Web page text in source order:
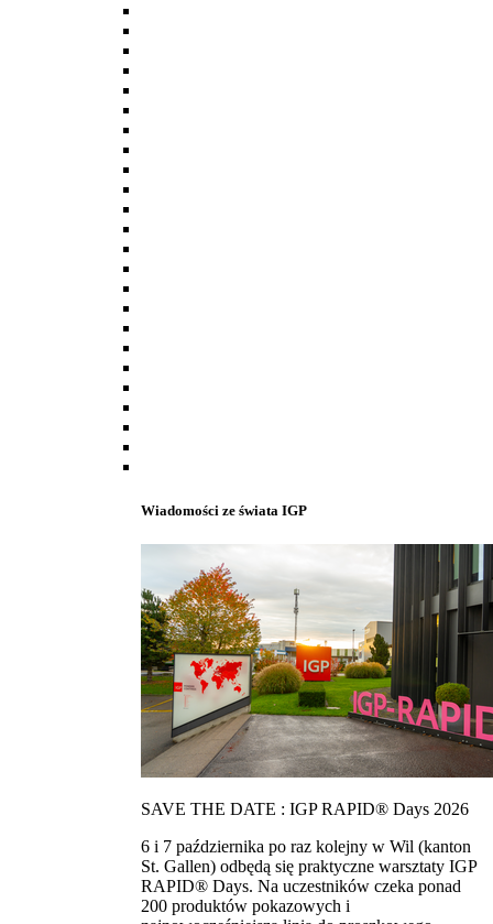
Wiadomości ze świata IGP
SAVE THE DATE : IGP RAPID® Days 2026
6 i 7 października po raz kolejny w Wil (kanton
St. Gallen) odbędą się praktyczne warsztaty IGP
RAPID® Days. Na uczestników czeka ponad
200 produktów pokazowych i